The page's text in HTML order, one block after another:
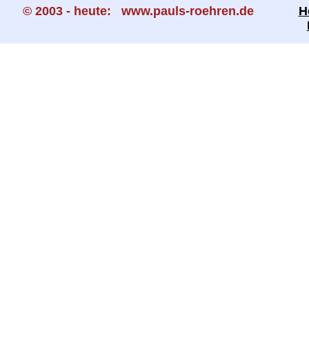
© 2003 - heute: www.pauls-roehren.de